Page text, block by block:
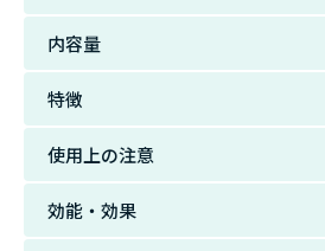
内容量
特徴
使用上の注意
効能・効果